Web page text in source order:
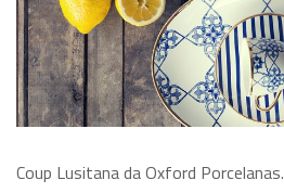
Coup Lusitana da Oxford Porcelanas.